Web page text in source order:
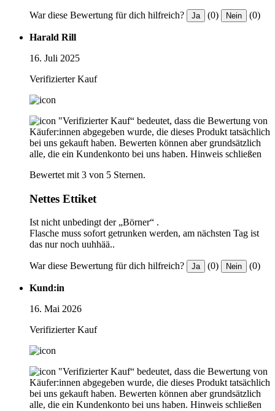
War diese Bewertung für dich hilfreich? Ja (0) Nein (0)
Harald Rill
16. Juli 2025
Verifizierter Kauf
"Verifizierter Kauf“ bedeutet, dass die Bewertung von
Käufer:innen abgegeben wurde, die dieses Produkt tatsächlich
bei uns gekauft haben. Bewerten können aber grundsätzlich
alle, die ein Kundenkonto bei uns haben. Hinweis schließen
Bewertet mit 3 von 5 Sternen.
Nettes Ettiket
Ist nicht unbedingt der „Börner“ .
Flasche muss sofort getrunken werden, am nächsten Tag ist
das nur noch uuhhää..
War diese Bewertung für dich hilfreich? Ja (0) Nein (0)
Kund:in
16. Mai 2026
Verifizierter Kauf
"Verifizierter Kauf“ bedeutet, dass die Bewertung von
Käufer:innen abgegeben wurde, die dieses Produkt tatsächlich
bei uns gekauft haben. Bewerten können aber grundsätzlich
alle, die ein Kundenkonto bei uns haben. Hinweis schließen